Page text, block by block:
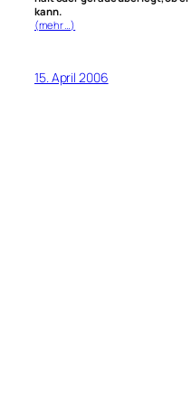
kann.
(mehr …)
15. April 2006